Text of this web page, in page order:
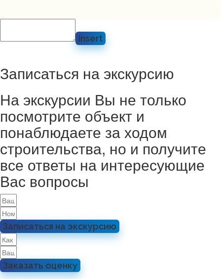
Insert
Записаться на экскурсию
На экскурсии Вы не только
посмотрите объект и
понаблюдаете за ходом
строительства, но и получите
все ответы на интересующие
Вас вопросы
Записаться на экскурсию
Заказать оценку